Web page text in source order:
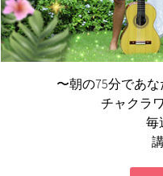
〜朝の75分であ
チャクラ
毎